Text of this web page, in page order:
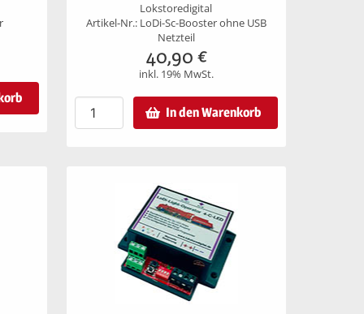
Lokstoredigital
Artikel-Nr.: LoDi-Sc-Booster ohne USB
Netzteil
40,90 €
inkl. 19% MwSt.
In den Warenkorb